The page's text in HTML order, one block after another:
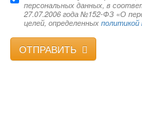
персональных данных, в
27.07.2006 года №152-ФЗ «О
целей, определенных политикой
ОТПРАВИТЬ